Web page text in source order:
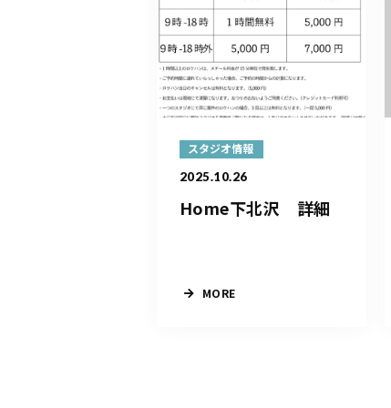
スタジオ情報
2025.10.26
Home下北沢 詳細
MORE